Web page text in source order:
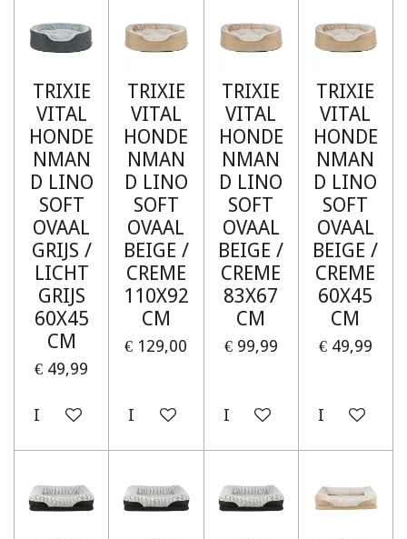
TRIXIE
VITAL
HONDE
NMAN
D LINO
SOFT
OVAAL
GRIJS /
LICHT
GRIJS
60X45
CM
€ 49,99
In winkelwagen
TRIXIE
VITAL
HONDE
NMAN
D LINO
SOFT
OVAAL
BEIGE /
CREME
110X92
CM
€ 129,00
In winkelwagen
TRIXIE
VITAL
HONDE
NMAN
D LINO
SOFT
OVAAL
BEIGE /
CREME
83X67
CM
€ 99,99
In winkelwagen
TRIXIE
VITAL
HONDE
NMAN
D LINO
SOFT
OVAAL
BEIGE /
CREME
60X45
CM
€ 49,99
In